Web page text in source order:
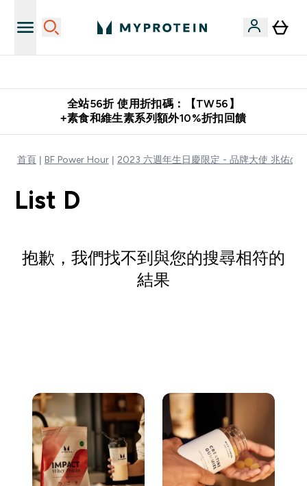
全站56折 使用折扣碼：【TW56】
+素食和維生素系列額外10%折扣回饋
首頁 BF Power Hour 2023 六週年生日慶限定 - 品牌大使 兆佑の
List D
抱歉，我們找不到與您的搜尋相符的
結果